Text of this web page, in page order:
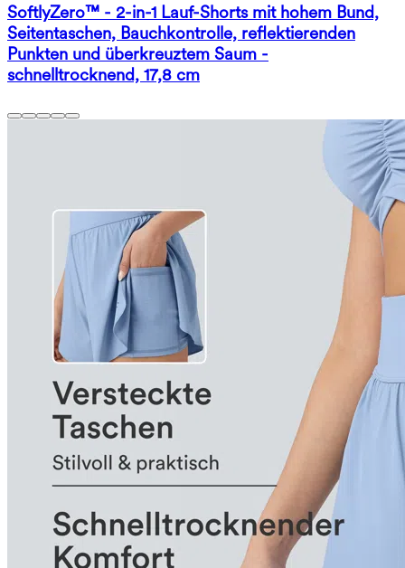
SoftlyZero™ - 2-in-1 Lauf-Shorts mit hohem Bund,
Seitentaschen, Bauchkontrolle, reflektierenden
Punkten und überkreuztem Saum -
schnelltrocknend, 17,8 cm